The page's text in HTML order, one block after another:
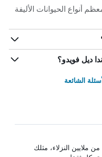
أنواع الحيوانات الأليفة
ديل فويدو؟
الشائعة
ملايين النزلاء، مثلك